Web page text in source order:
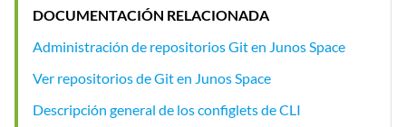
DOCUMENTACIÓN RELACIONADA
Administración de repositorios Git en Junos Space
Ver repositorios de Git en Junos Space
Descripción general de los configlets de CLI